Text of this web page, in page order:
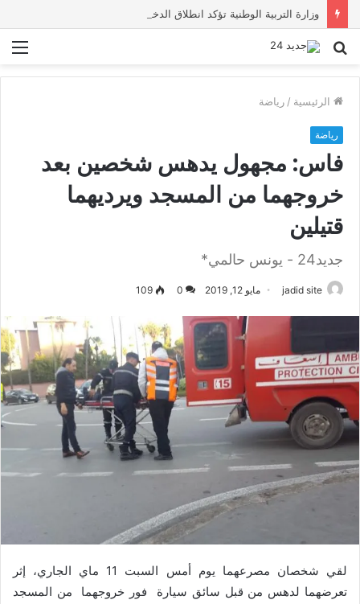
بحث
الرئيسية / رياضة
رياضة
فاس: مجهول يدهس شخصين بعد
خروجهما من المسجد ويرديهما
قتيلين
جديد24 - يونس حالمي*
jadid site مايو 12, 2019 0
109
لقي شخصان مصرعهما يوم أمس السبت 11 ماي الجاري، إثر
تعرضهما لدهس من قبل سائق سيارة فور خروجهما من المسجد